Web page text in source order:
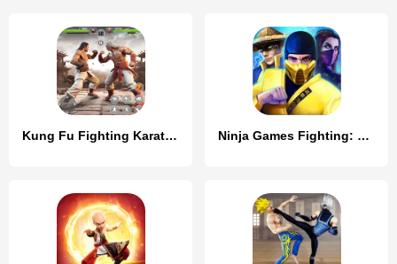
Kung Fu Fighting Karate Games Ninja Games Fighting: Kung Fu